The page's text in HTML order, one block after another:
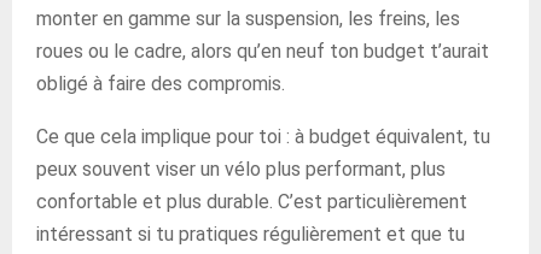
monter en gamme sur la suspension, les freins, les
roues ou le cadre, alors qu’en neuf ton budget t’aurait
obligé à faire des compromis.
Ce que cela implique pour toi : à budget équivalent, tu
peux souvent viser un vélo plus performant, plus
confortable et plus durable. C’est particulièrement
intéressant si tu pratiques régulièrement et que tu